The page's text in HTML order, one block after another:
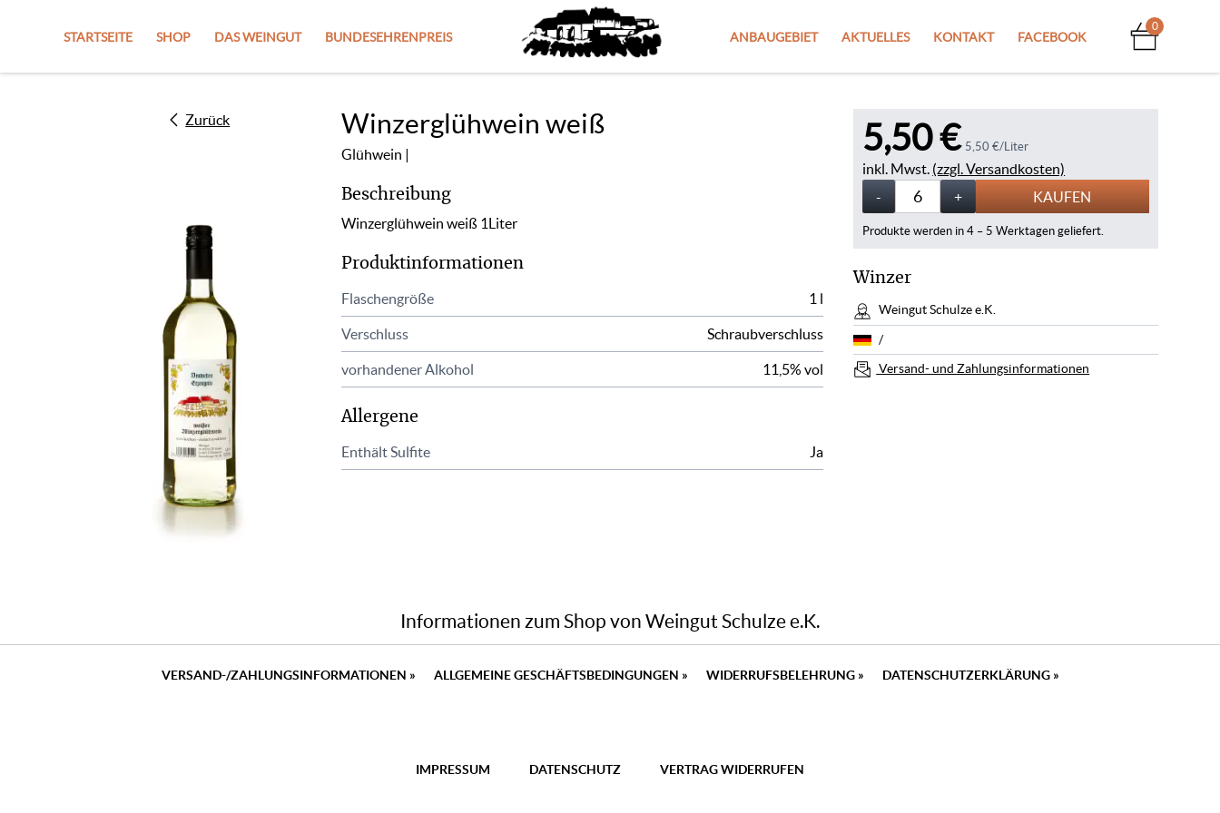
STARTSEITE SHOP DAS WEINGUT BUNDESEHRENPREIS ANBAUGEBIET AKTUELLES KONTAKT FACEBOOK
0
Zurück Winzerglühwein weiß
Glühwein
Beschreibung
Winzerglühwein weiß 1Liter
Produktinformationen
Flaschengröße 1 l
Verschluss Schraubverschluss
vorhandener Alkohol 11,5% vol
Allergene
Enthält Sulfite Ja
5,50 € 5,50 €/Liter
inkl. Mwst. (zzgl. Versandkosten)
- Weniger
Menge + KAUFEN
Produkte werden in 4 – 5 Werktagen geliefert.
Winzer
Weingut Schulze e.K.
/
Versand- und Zahlungsinformationen
Informationen zum Shop von Weingut Schulze e.K.
VERSAND-/ZAHLUNGSINFORMATIONEN » ALLGEMEINE GESCHÄFTSBEDINGUNGEN » WIDERRUFSBELEHRUNG » DATENSCHUTZERKLÄRUNG »
IMPRESSUM DATENSCHUTZ VERTRAG WIDERRUFEN